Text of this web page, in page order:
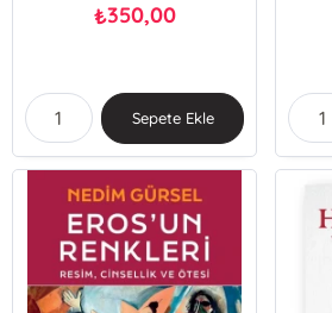
₺350,00
Sepete Ekle